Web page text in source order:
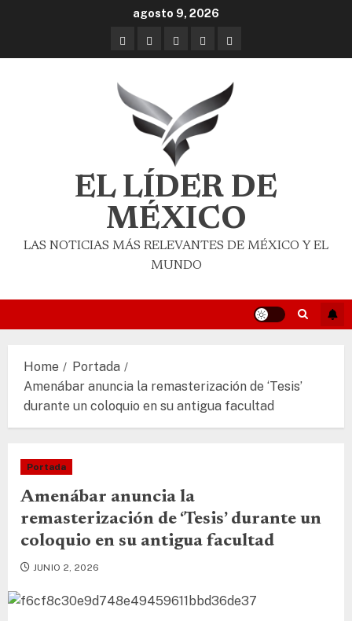
agosto 9, 2026
EL LÍDER DE
MÉXICO
LAS NOTICIAS MÁS RELEVANTES DE MÉXICO Y EL
MUNDO
Home
Portada
Amenábar anuncia la remasterización de ‘Tesis’
durante un coloquio en su antigua facultad
Portada
Amenábar anuncia la
remasterización de ‘Tesis’ durante un
coloquio en su antigua facultad
JUNIO 2, 2026